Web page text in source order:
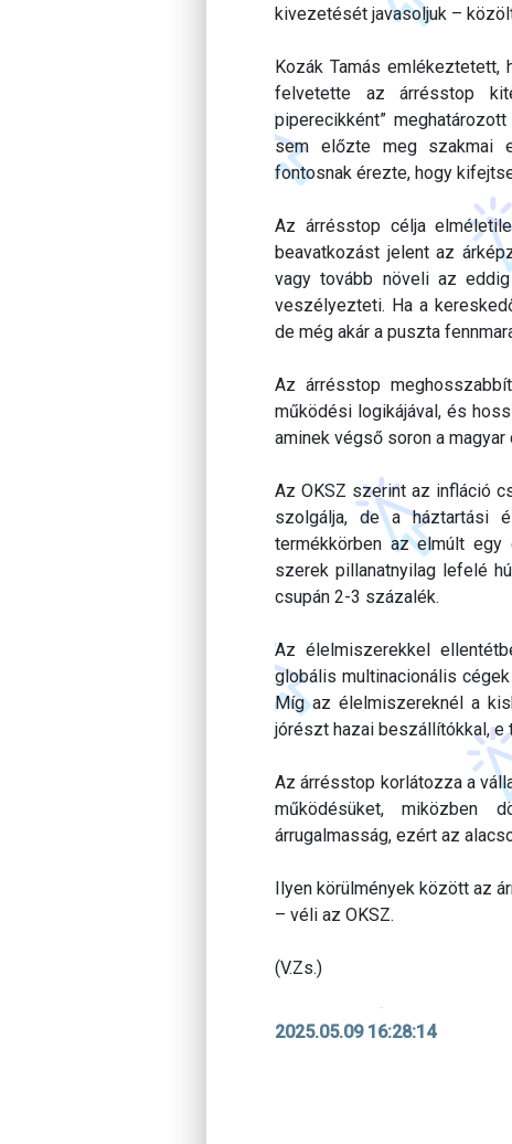
kivezetését javasoljuk –
Kozák Tamás emlékeztetett,
felvetette az árrésstop
piperecikként”
sem előzte meg szakmai
fontosnak érezte, hogy
Az árrésstop célja
beavatkozást jelent az
vagy tovább növeli az
veszélyezteti. Ha a
de még akár a puszta
Az árrésstop
működési logikájával, és
aminek végső soron a
Az OKSZ szerint az infláció
szolgálja, de a háztartási
termékkörben az elmúlt
szerek pillanatnyilag lefelé
csupán 2-3 százalék.
Az élelmiszerekkel
globális multinacionális
Míg az élelmiszereknél a
jórészt hazai beszállítókkal, e
Az árrésstop korlátozza a
működésüket, miközben
árrugalmasság, ezért az
Ilyen körülmények között az
– véli az OKSZ.
(V.Zs.)
2025.05.09 16:28:14